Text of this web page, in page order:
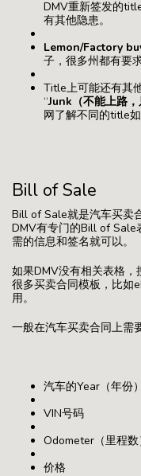
DMV重新签发的
有其他隐患。
Lemon/Factory
子，很多州都有要
Title上可能还有其
“Junk（不能上路，
网了解不同的title
Bill of Sale
Bill of Sale就是汽车买卖
DMV有专门的Bill of Sale
需的信息和签名就可以。
如果DMV没有相关表格，
很多买卖合同模板，比如
用。
一般在汽车买卖合同上需
汽车的Year（年份
VIN号码
Odometer（里程数
价格